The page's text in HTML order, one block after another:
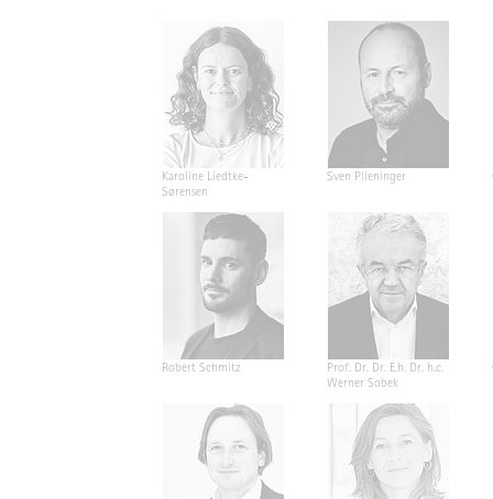
Karoline Liedtke-
Sørensen
Sven Plieninger
Robert Schmitz
Prof. Dr. Dr. E.h. Dr. h.c.
Werner Sobek